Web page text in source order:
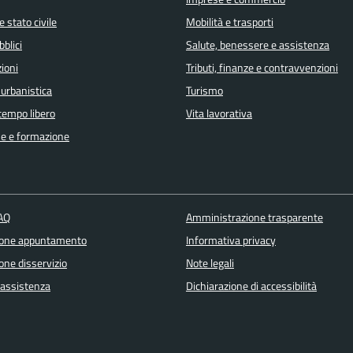
stato civile
libero
e formazione
Mobilità e trasporti
Salute, benessere e assistenza
Tributi, finanze e contravvenzioni
Turismo
Vita lavorativa
appuntamento
disservizio
Amministrazione trasparente
Informativa privacy
Note legali
Dichiarazione di accessibilità